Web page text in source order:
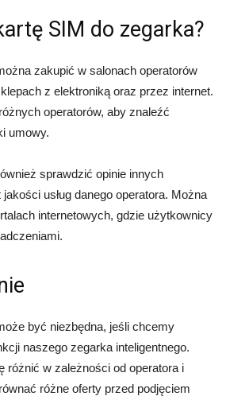
SIM do zegarka?
zakupić w salonach operatorów
z elektroniką oraz przez internet.
operatorów, aby znaleźć
umowy.
sprawdzić opinie innych
usług danego operatora. Można
internetowych, gdzie użytkownicy
być niezbędna, jeśli chcemy
naszego zegarka inteligentnego.
różnić w zależności od operatora i
różne oferty przed podjęciem